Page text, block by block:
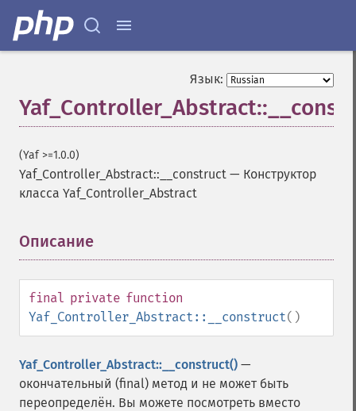
Язык:
(Yaf >=1.0.0)
Yaf_Controller_Abstract::__construct — Конструктор
класса Yaf_Controller_Abstract
Описание
final private function
Yaf_Controller_Abstract::__construct()
Yaf_Controller_Abstract::__construct() —
окончательный (final) метод и не может быть
переопределён. Вы можете посмотреть вместо